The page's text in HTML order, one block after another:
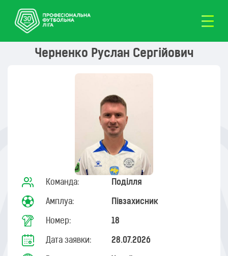
Черненко Руслан Сергійович
Команда: Поділля
Амплуа: Півзахисник
Номер: 18
Дата заявки: 28.07.2026